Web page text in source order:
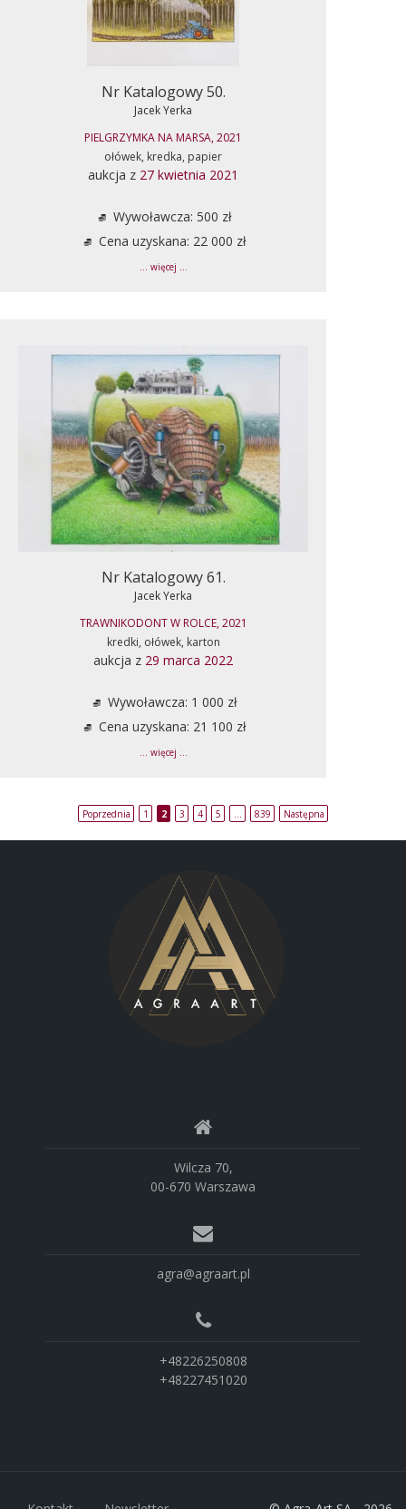
Nr Katalogowy 50.
Jacek Yerka
PIELGRZYMKA NA MARSA, 2021
ołówek, kredka, papier
aukcja z 27 kwietnia 2021
Wywoławcza: 500 zł
Cena uzyskana: 22 000 zł
... więcej ...
Nr Katalogowy 61.
Jacek Yerka
TRAWNIKODONT W ROLCE, 2021
kredki, ołówek, karton
aukcja z 29 marca 2022
Wywoławcza: 1 000 zł
Cena uzyskana: 21 100 zł
... więcej ...
Poprzednia 1 2 3 4 5 839 Następna
Wilcza 70,
00-670 Warszawa
agra@agraart.pl
+48226250808
+48227451020